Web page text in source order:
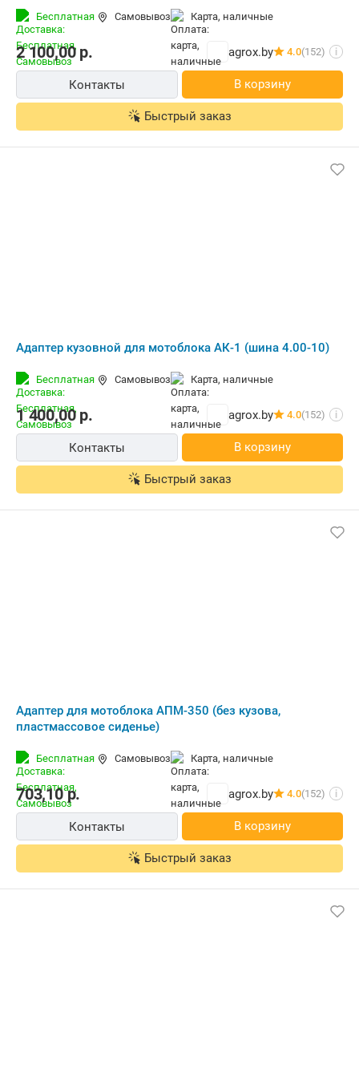
Бесплатная Самовывоз карта, наличные
2 100,00р. agrox.by 4.0(152) i
Контакты В корзину
Быстрый заказ
Адаптер кузовной для мотоблока АК-1 (шина 4.00-10)
Бесплатная Самовывоз карта, наличные
1 400,00р. agrox.by 4.0(152) i
Контакты В корзину
Быстрый заказ
Адаптер для мотоблока АПМ-350 (без кузова,
пластмассовое сиденье)
Бесплатная Самовывоз карта, наличные
703,10р. agrox.by 4.0(152) i
Контакты В корзину
Быстрый заказ